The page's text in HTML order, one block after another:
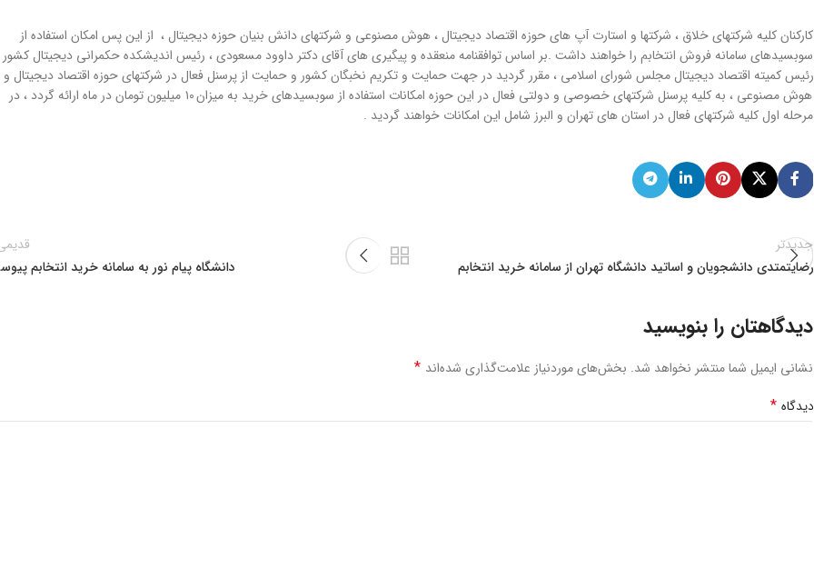
کارکنان کلیه شرکتهای خلاق ، شرکتها و استارت آپ های حوزه اقتصاد دیجیتال ، هوش مصنوعی و شرکتهای دانش بنیان حوزه دیجیتال ، از این پس امکان استفاده از
سوبسیدهای سامانه فروش انتخابم را خواهند داشت .بر اساس توافقنامه منعقده و پیگیری های آقای دکتر داوود مسعودی ، رئیس اندیشکده حکمرانی دیجیتال
رئیس کمیته اقتصاد دیجیتال مجلس شورای اسلامی ، مقرر گردید در جهت حمایت و تکریم نخبگان کشور و حمایت از پرسنل فعال در شرکتهای حوزه اقتصاد دیجیتال و
هوش مصنوعی ، به کلیه پرسنل شرکتهای خصوصی و دولتی فعال در این حوزه امکانات استفاده از سوبسیدهای خرید به میزان ۱۰ میلیون تومان در ماه ارائه گردد ، در
مرحله اول کلیه شرکتهای فعال در استان های تهران و البرز شامل این امکانات خواهند گردید .
جدیدتر
رضایتمتدی دانشجویان و اساتید دانشگاه تهران از سامانه خرید انتخابم
دانشگاه پیام نور به سامانه خرید انتخابم
دیدگاهتان را بنویسید
نشانی ایمیل شما منتشر نخواهد شد. بخش‌های موردنیاز علامت‌گذاری شده‌اند *
دیدگاه *